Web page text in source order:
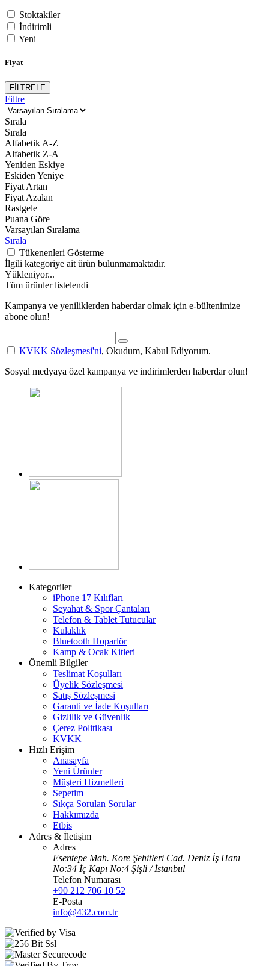
Stoktakiler
İndirimli
Yeni
Fiyat
FİLTRELE
Filtre
Sırala
Sırala
Alfabetik A-Z
Alfabetik Z-A
Yeniden Eskiye
Eskiden Yeniye
Fiyat Artan
Fiyat Azalan
Rastgele
Puana Göre
Varsayılan Sıralama
Sırala
Tükenenleri Gösterme
İlgili kategoriye ait ürün bulunmamaktadır.
Yükleniyor...
Tüm ürünler listelendi
Kampanya ve yeniliklerden haberdar olmak için e-bültenimize
abone olun!
KVKK Sözleşmesi'ni, Okudum, Kabul Ediyorum.
Sosyal medyaya özel kampanya ve indirimlerden haberdar olun!
Kategoriler
iPhone 17 Kılıfları
Seyahat & Spor Çantaları
Telefon & Tablet Tutucular
Kulaklık
Bluetooth Hoparlör
Kamp & Ocak Kitleri
Önemli Bilgiler
Teslimat Koşulları
Üyelik Sözleşmesi
Satış Sözleşmesi
Garanti ve İade Koşulları
Gizlilik ve Güvenlik
Çerez Politikası
KVKK
Hızlı Erişim
Anasayfa
Yeni Ürünler
Müşteri Hizmetleri
Sepetim
Sıkça Sorulan Sorular
Hakkımızda
Etbis
Adres & İletişim
Adres
Esentepe Mah. Kore Şehitleri Cad. Deniz İş Hanı
No:34 İç Kapı No:4 Şişli / İstanbul
Telefon Numarası
+90 212 706 10 52
E-Posta
info@432.com.tr